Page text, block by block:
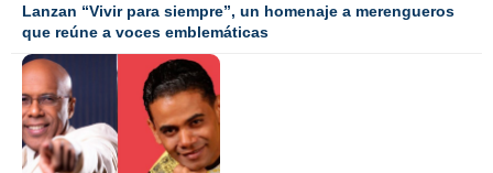
Lanzan “Vivir para siempre”, un homenaje a merengueros
que reúne a voces emblemáticas